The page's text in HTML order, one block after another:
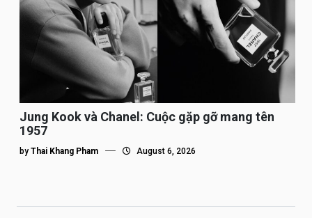
Jung Kook và Chanel: Cuộc gặp gỡ mang tên
1957
by Thai Khang Pham August 6, 2026